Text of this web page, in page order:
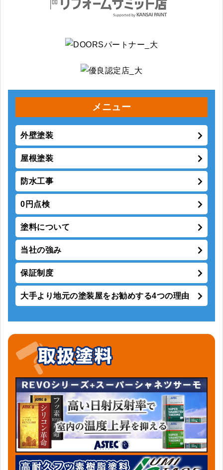
メニュー
外壁塗装
屋根塗装
防水工事
0円点検
塗料について
当社の強み
保証制度
大手より地元の塗装屋をお勧めする4つの理由